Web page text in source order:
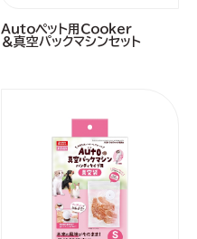
Ａｕｔｏペット用Ｃｏｏｋｅｒ
＆真空パックマシンセット